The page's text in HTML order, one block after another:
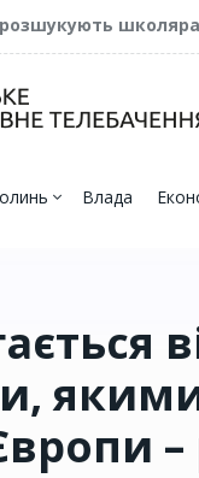
школяра
Влада
–